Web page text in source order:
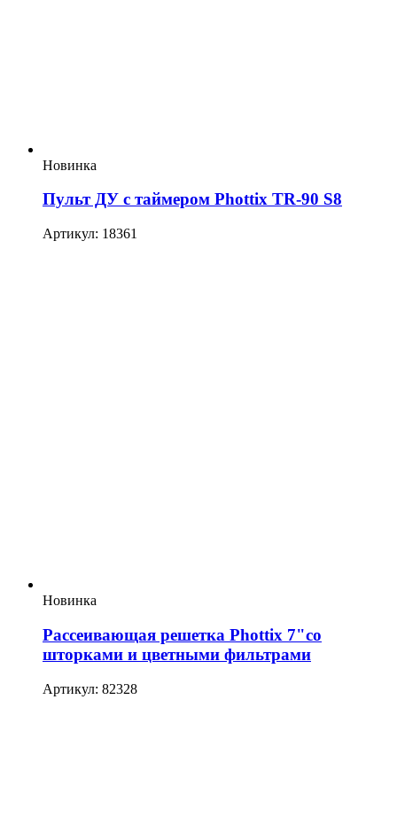
Новинка
Пульт ДУ с таймером Phottix TR-90 S8
Артикул: 18361
Новинка
Рассеивающая решетка Phottix 7"со
шторками и цветными фильтрами
Артикул: 82328